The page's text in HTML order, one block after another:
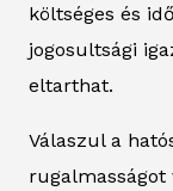
költséges és
jogosultsági
eltarthat.
Válaszul a
rugalmasságot